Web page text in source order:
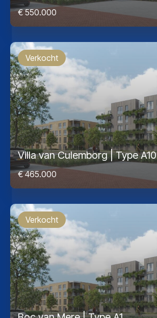
€ 550.000
Verkocht
Villa van Culemborg | Type A10
€ 465.000
Verkocht